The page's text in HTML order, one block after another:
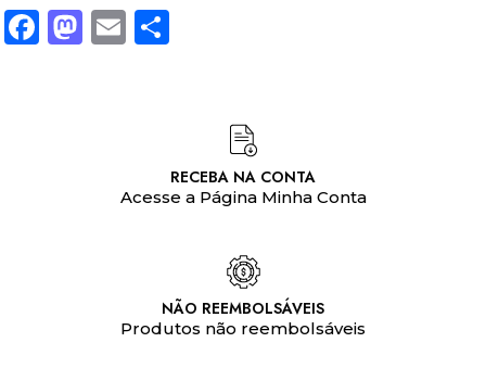
Facebook
Mastodon
Email
RECEBA NA CONTA
Acesse a Página Minha Conta
NÃO REEMBOLSÁVEIS
Produtos não reembolsáveis